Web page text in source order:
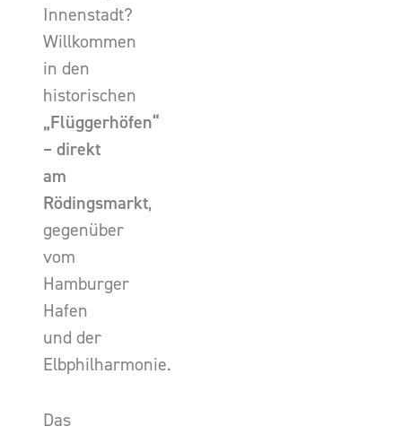
Innenstadt?
Willkommen
in den
historischen
„Flüggerhöfen“
– direkt
am
Rödingsmarkt,
gegenüber
vom
Hamburger
Hafen
und der
Elbphilharmonie.
Das